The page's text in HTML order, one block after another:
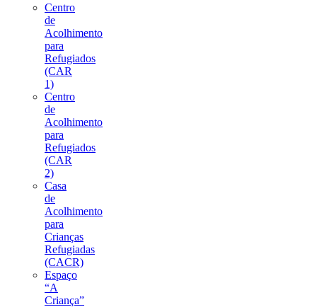
Centro
de
Acolhimento
para
Refugiados
(CAR
1)
Centro
de
Acolhimento
para
Refugiados
(CAR
2)
Casa
de
Acolhimento
para
Crianças
Refugiadas
(CACR)
Espaço
“A
Criança”